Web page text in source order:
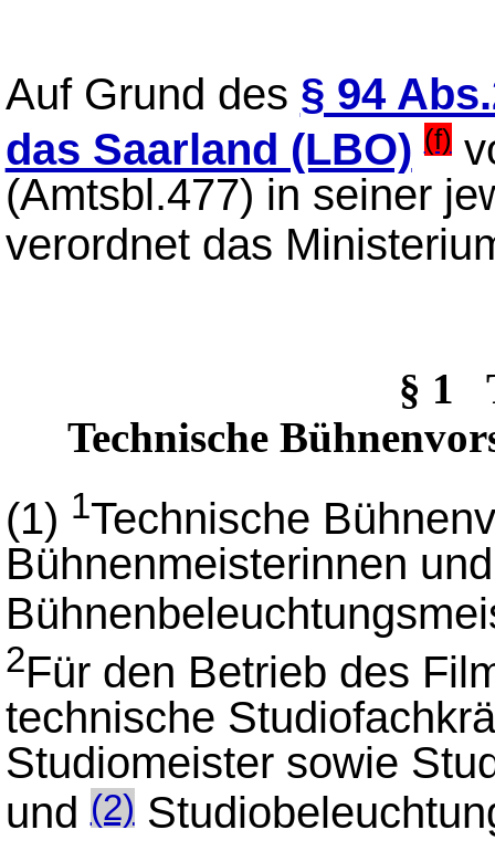
Auf Grund des § 94
das Saarland (LBO) (f)
(Amtsbl.477) in seiner
verordnet das
§ 1
Technische
(1) 1Technische
Bühnenmeisterinnen
2Für den Betrieb des
technische
Studiomeister sowie
und(2)